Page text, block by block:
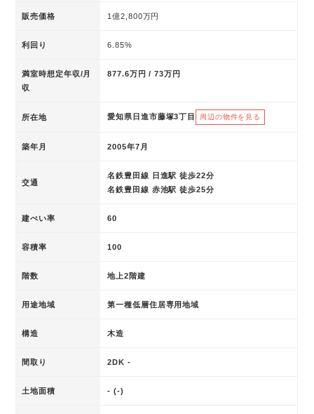
販売価格 1億2,800万円
利回り 6.85%
満室時想定年収/月
収
877.6万円 / 73万円
所在地 愛知県日進市藤塚3丁目 周辺の物件を見る
築年月 2005年7月
交通
名鉄豊田線 日進駅 徒歩22分
名鉄豊田線 赤池駅 徒歩25分
建ぺい率 60
容積率 100
階数 地上2階建
用途地域 第一種低層住居専用地域
構造 木造
間取り 2DK -
土地面積 - (-)